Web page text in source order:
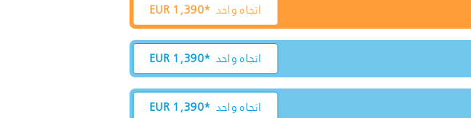
اتجاه واحد EUR 1,390*
اتجاه واحد EUR 1,390*
اتجاه واحد EUR 1,390*